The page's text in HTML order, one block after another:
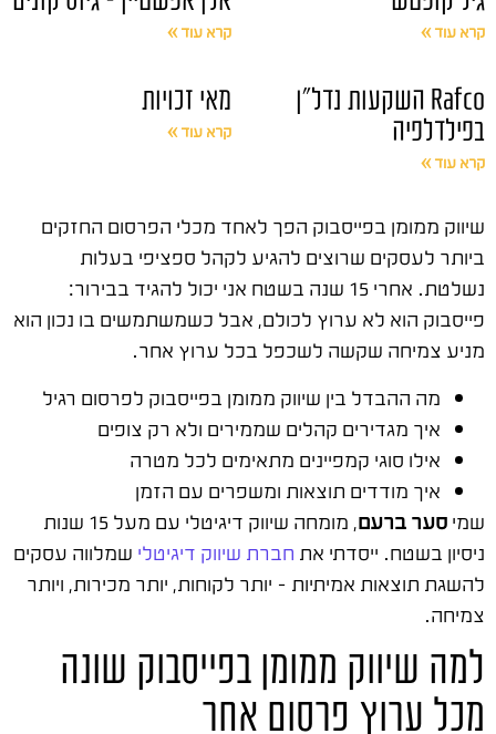
קרא עוד » קרא עוד »
Rafco השקעות נדל"ן
בפילדלפיה
קרא עוד »
מאי זכויות
קרא עוד »
שיווק ממומן בפייסבוק הפך לאחד מכלי הפרסום החזקים
ביותר לעסקים שרוצים להגיע לקהל ספציפי בעלות
נשלטת. אחרי 15 שנה בשטח אני יכול להגיד בבירור:
פייסבוק הוא לא ערוץ לכולם, אבל כשמשתמשים בו נכון הוא
מניע צמיחה שקשה לשכפל בכל ערוץ אחר.
מה ההבדל בין שיווק ממומן בפייסבוק לפרסום רגיל
איך מגדירים קהלים שממירים ולא רק צופים
אילו סוגי קמפיינים מתאימים לכל מטרה
איך מודדים תוצאות ומשפרים עם הזמן
שמיסער ברעם
, מומחה שיווק דיגיטלי עם מעל 15 שנות
ניסיון בשטח. ייסדתי את חברת שיווק דיגיטלי שמלווה עסקים
להשגת תוצאות אמיתיות – יותר לקוחות, יותר מכירות, ויותר
צמיחה.
למה שיווק ממומן בפייסבוק שונה
מכל ערוץ פרסום אחר